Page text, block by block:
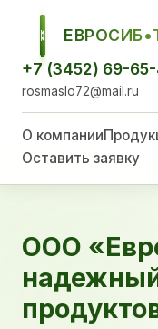
ЕСТ
+7 (3452) 69-
rosmaslo72@mail.ru
О компании
Оставить заявку
ООО